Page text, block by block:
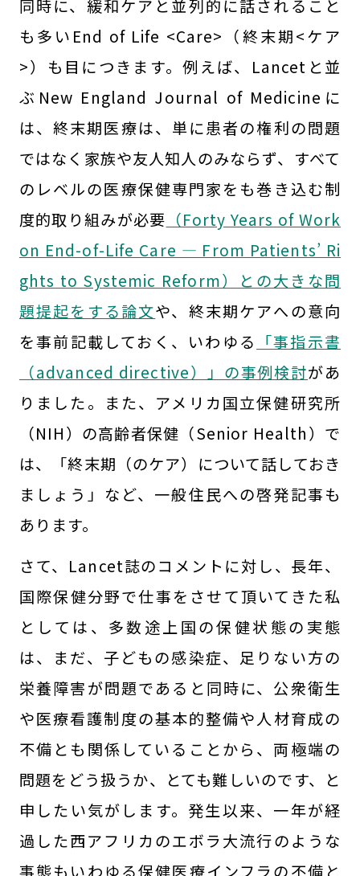
同時に、緩和ケアと並列的に話されること
も多いEnd of Life <Care>（終末期<ケア
>）も目につきます。例えば、Lancetと並
ぶNew England Journal of Medicineに
は、終末期医療は、単に患者の権利の問題
ではなく家族や友人知人のみならず、すべて
のレベルの医療保健専門家をも巻き込む制
度的取り組みが必要 （Forty Years of Work
on End-of-Life Care — From Patients’ Ri
ghts to Systemic Reform）との大きな問
題提起をする論文や、終末期ケアへの意向
を事前記載しておく、いわゆる 「事指示書
（advanced directive）」の事例検討があ
りました。また、アメリカ国立保健研究所
（NIH）の高齢者保健（Senior Health）で
は、「終末期（のケア）について話しておき
ましょう」など、一般住民への啓発記事も
あります。
さて、Lancet誌のコメントに対し、長年、
国際保健分野で仕事をさせて頂いてきた私
としては、多数途上国の保健状態の実態
は、まだ、子どもの感染症、足りない方の
栄養障害が問題であると同時に、公衆衛生
や医療看護制度の基本的整備や人材育成の
不備とも関係していることから、両極端の
問題をどう扱うか、とても難しいのです、と
申したい気がします。発生以来、一年が経
過した西アフリカのエボラ大流行のような
事態もいわゆる保健医療インフラの不備と